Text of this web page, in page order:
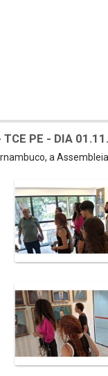
TCE PE - DIA
a